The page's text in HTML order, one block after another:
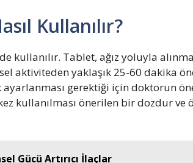
Kullanılır?
kullanılır. Tablet, ağız yoluyla
aktiviteden yaklaşık 25-60 dakika
ayarlanması gerektiği için doktorun
kullanılması önerilen bir dozdur ve
Gücü Artırıcı İlaçlar